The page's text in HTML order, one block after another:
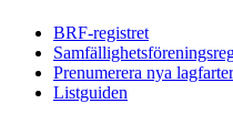
BRF-registret
Prenumerera nya lagfarter
Listguiden